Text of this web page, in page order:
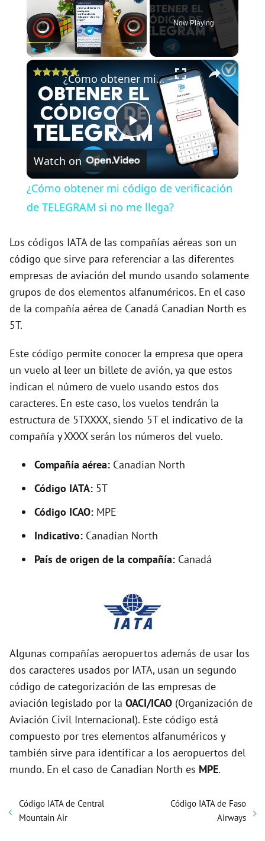
Now Playing
×
P
l
a
y
V
i
d
e
o
¿Cómo obtener mi código de verificación de TELEGRAM si no me llega?
Watch on
¿Cómo obtener mi código de verificación
de TELEGRAM si no me llega?
Los códigos IATA de las compañías aéreas son un
código que sirve para referenciar a las diferentes
empresas de aviación del mundo usando solamente
grupos de dos elementos alfanuméricos. En el caso
de la compañía aérea de Canadá Canadian North es
5T.
Este código permite conocer la empresa que opera
un vuelo al leer un billete de avión, ya que estos
indican el número de vuelo usando estos dos
caracteres. En este caso, los vuelos tendrán la
estructura de 5TXXXX, siendo 5T el indicativo de la
compañía y XXXX serán los números del vuelo.
Compañía aérea: Canadian North
Código IATA: 5T
Código ICAO: MPE
Indicativo: Canadian North
País de origen de la compañía: Canadá
Algunas compañías aeropuertos además de usar los
dos caracteres usados por IATA, usan un segundo
código de categorización de las empresas de
aviación legislado por la OACI/ICAO (Organización de
Aviación Civil Internacional). Este código está
compuesto por tres elementos alfanuméricos y
también sirve para identificar a los aeropuertos del
mundo. En el caso de Canadian North es MPE.
Código IATA de Central
Mountain Air
Código IATA de Faso
Airways